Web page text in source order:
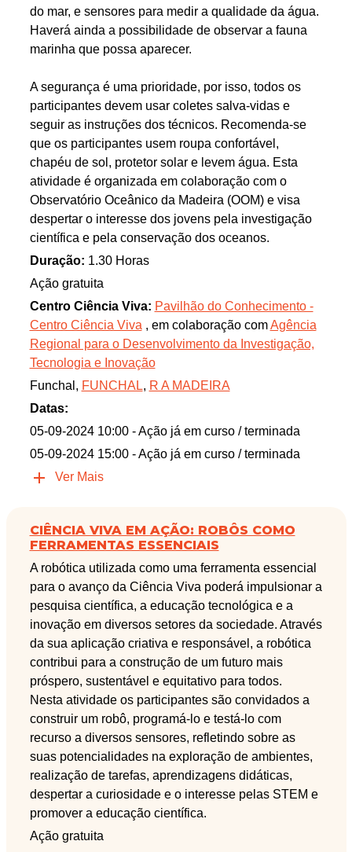
do mar, e sensores para medir a qualidade da água.
Haverá ainda a possibilidade de observar a fauna
marinha que possa aparecer.
A segurança é uma prioridade, por isso, todos os
participantes devem usar coletes salva-vidas e
seguir as instruções dos técnicos. Recomenda-se
que os participantes usem roupa confortável,
chapéu de sol, protetor solar e levem água. Esta
atividade é organizada em colaboração com o
Observatório Oceânico da Madeira (OOM) e visa
despertar o interesse dos jovens pela investigação
científica e pela conservação dos oceanos.
Duração: 1.30 Horas
Ação gratuita
Centro Ciência Viva: Pavilhão do Conhecimento -
Centro Ciência Viva , em colaboração comAgência
Regional para o Desenvolvimento da Investigação,
Tecnologia e Inovação
Funchal, FUNCHAL, R A MADEIRA
Datas:
05-09-2024 10:00 - Ação já em curso / terminada
05-09-2024 15:00 - Ação já em curso / terminada
Ver Mais
CIÊNCIA VIVA EM AÇÃO: ROBÔS COMO
FERRAMENTAS ESSENCIAIS
A robótica utilizada como uma ferramenta essencial
para o avanço da Ciência Viva poderá impulsionar a
pesquisa científica, a educação tecnológica e a
inovação em diversos setores da sociedade. Através
da sua aplicação criativa e responsável, a robótica
contribui para a construção de um futuro mais
próspero, sustentável e equitativo para todos.
Nesta atividade os participantes são convidados a
construir um robô, programá-lo e testá-lo com
recurso a diversos sensores, refletindo sobre as
suas potencialidades na exploração de ambientes,
realização de tarefas, aprendizagens didáticas,
despertar a curiosidade e o interesse pelas STEM e
promover a educação científica.
Ação gratuita